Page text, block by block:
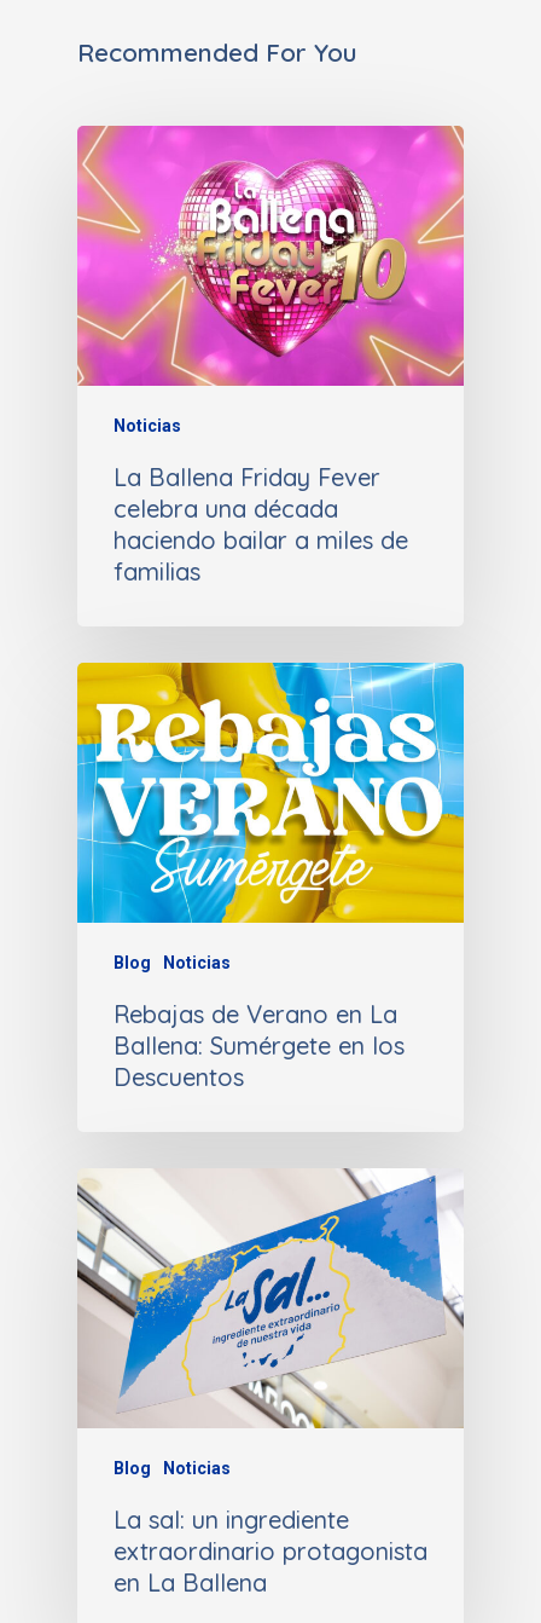
Recommended For You
Noticias
La Ballena Friday Fever
celebra una década
haciendo bailar a miles de
familias
Blog Noticias
Rebajas de Verano en La
Ballena: Sumérgete en los
Descuentos
Blog Noticias
La sal: un ingrediente
extraordinario protagonista
en La Ballena